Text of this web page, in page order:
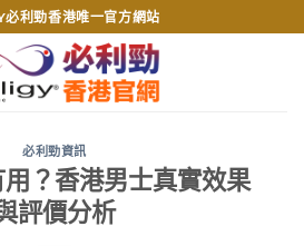
必利勁香港唯一官方網站
必利勁資訊
？香港男士真實效果
評價分析